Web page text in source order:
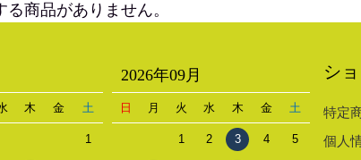
る商品がありません。
木 金 土
1
2026年09月
日 月 火 水 木 金 土
1 2 3 4 5
シ
特定
個人